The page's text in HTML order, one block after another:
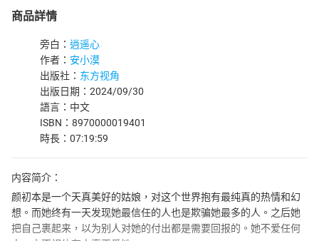
商品詳情
旁白： 逍遥心
作者： 安小漠
出版社： 东方视角
出版日期：2024/09/30
語言：中文
ISBN：8970000019401
時長：07:19:59
内容简介：
颜初本是一个天真美好的姑娘，对这个世界抱有最纯真的热情和幻
想。而她终有一天发现她最信任的人也是欺骗她最多的人。之后她
把自己裹起来，以为别人对她的付出都是需要回报的。她不爱任何